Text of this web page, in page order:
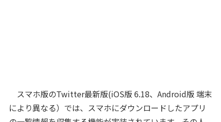
スマホ版のTwitter最新版(iOS版 6.18、Android版 端末
により異なる）では、スマホにダウンロードしたアプリ